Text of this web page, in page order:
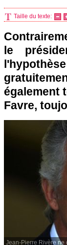
Taille du texte:
le
également
Favre,
Jean-Pierre Rivère ne